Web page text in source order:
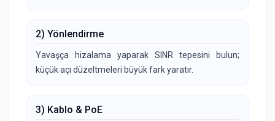
2) Yönlendirme
Yavaşça hizalama yaparak SINR tepesini bulun;
küçük açı düzeltmeleri büyük fark yaratır.
3) Kablo & PoE